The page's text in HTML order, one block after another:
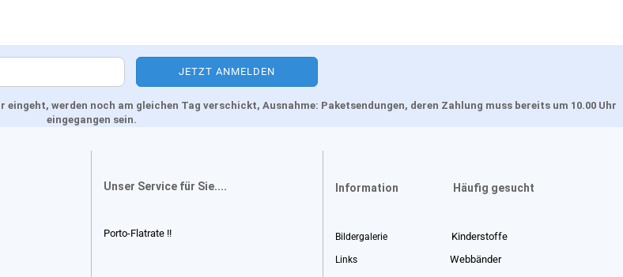
werden noch am gleichen Tag verschickt, Ausnahme: Paketsendungen, deren Zahlung muss bereits um 10.00 Uhr
eingegangen sein.
Unser Service für Sie....
Porto-Flatrate !!
Information Häufig gesucht
Bildergalerie Kinderstoffe
Links
Webbänder